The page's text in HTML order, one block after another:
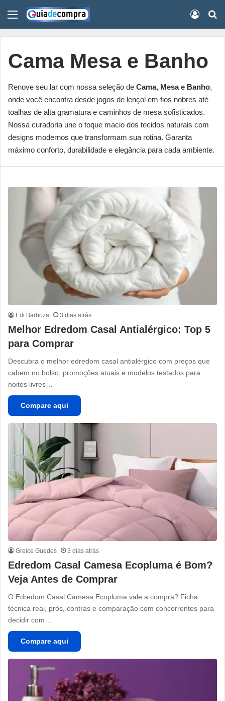
Menu
Cama Mesa e Banho
Renove seu lar com nossa seleção de Cama, Mesa e Banho,
onde você encontra desde jogos de lençol em fios nobres até
toalhas de alta gramatura e caminhos de mesa sofisticados.
Nossa curadoria une o toque macio dos tecidos naturais com
designs modernos que transformam sua rotina. Garanta
máximo conforto, durabilidade e elegância para cada ambiente.
Edi Barboza 3 dias atrás
Melhor Edredom Casal Antialérgico: Top 5
para Comprar
Descubra o melhor edredom casal antialérgico com preços que
cabem no bolso, promoções atuais e modelos testados para
noites livres…
Compare aqui
Greice Guedes 3 dias atrás
Edredom Casal Camesa Ecopluma é Bom?
Veja Antes de Comprar
O Edredom Casal Camesa Ecopluma vale a compra? Ficha
técnica real, prós, contras e comparação com concorrentes para
decidir com…
Compare aqui